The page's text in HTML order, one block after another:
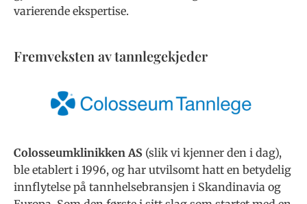
varierende ekspertise.
Fremveksten av tannlegekjeder
Colosseumklinikken AS (slik vi kjenner den i dag),
ble etablert i 1996, og har utvilsomt hatt en betydelig
innflytelse på tannhelsebransjen i Skandinavia og